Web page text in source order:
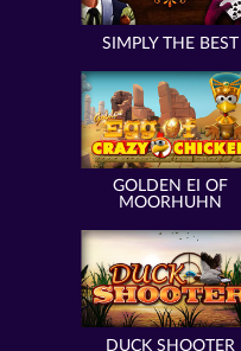
SIMPLY THE BEST
GOLDEN EI OF
MOORHUHN
DUCK SHOOTER